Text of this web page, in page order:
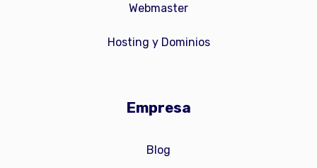
Webmaster
Hosting y Dominios
Empresa
Blog